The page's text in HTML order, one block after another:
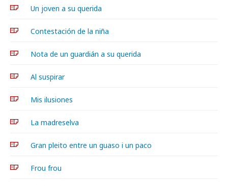
Un joven a su querida
Contestación de la niña
Nota de un guardián a su querida
Al suspirar
Mis ilusiones
La madreselva
Gran pleito entre un guaso i un paco
Frou frou